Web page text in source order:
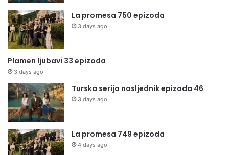
La promesa 750 epizoda
3 days ago
Plamen ljubavi 33 epizoda
3 days ago
Turska serija nasljednik epizoda 46
3 days ago
La promesa 749 epizoda
4 days ago